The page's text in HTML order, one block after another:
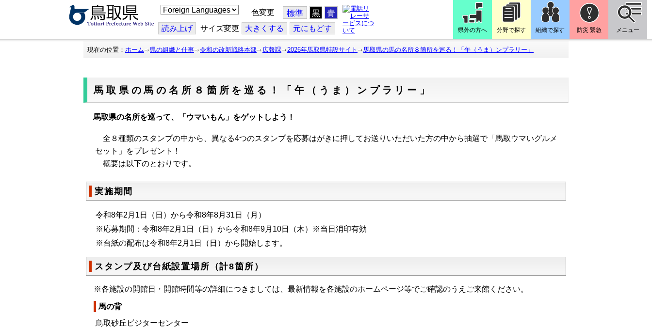
こ
の
ジ
を
翻
色変更 標準 黒 青
読み上げ サイズ変更 大きくする 元にもどす 県外の方へ 分野で探す 組織で探す 防災 緊急 メニュー
現在の位置： ホーム 県の組織と仕事 令和の改新戦略本部 広報課 2026年馬取県特設サイト 馬取県の馬の名所８箇所を巡る！「午（うま）ンプラリー」
馬取県の馬の名所８箇所を巡る！「午（うま）ンプラリー」
馬取県の名所を巡って、「ウマいもん」をゲットしよう！
全８種類のスタンプの中から、異なる4つのスタンプを応募はがきに押してお送りいただいた方の中から抽選で「馬取ウマいグルメ
セット」をプレゼント！
概要は以下のとおりです。
実施期間
令和8年2月1日（日）から令和8年8月31日（月）
※応募期間：令和8年2月1日（日）から令和8年9月10日（木）※当日消印有効
※台紙の配布は令和8年2月1日（日）から開始します。
スタンプ及び台紙設置場所（計8箇所）
※各施設の開館日・開館時間等の詳細につきましては、最新情報を各施設のホームページ等でご確認のうえご来館ください。
馬の背
鳥取砂丘ビジターセンター